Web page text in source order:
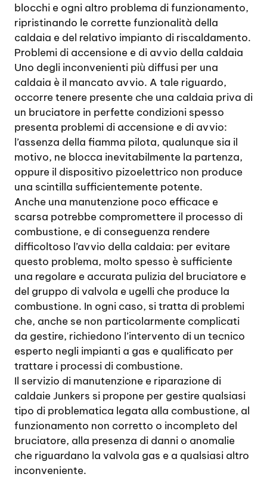
blocchi e ogni altro problema di funzionamento,
ripristinando le corrette funzionalità della
caldaia e del relativo impianto di riscaldamento.
Problemi di accensione e di avvio della caldaia
Uno degli inconvenienti più diffusi per una
caldaia è il mancato avvio. A tale riguardo,
occorre tenere presente che una caldaia priva di
un bruciatore in perfette condizioni spesso
presenta problemi di accensione e di avvio:
l’assenza della fiamma pilota, qualunque sia il
motivo, ne blocca inevitabilmente la partenza,
oppure il dispositivo pizoelettrico non produce
una scintilla sufficientemente potente.
Anche una manutenzione poco efficace e
scarsa potrebbe compromettere il processo di
combustione, e di conseguenza rendere
difficoltoso l’avvio della caldaia: per evitare
questo problema, molto spesso è sufficiente
una regolare e accurata pulizia del bruciatore e
del gruppo di valvola e ugelli che produce la
combustione. In ogni caso, si tratta di problemi
che, anche se non particolarmente complicati
da gestire, richiedono l’intervento di un tecnico
esperto negli impianti a gas e qualificato per
trattare i processi di combustione.
Il servizio di manutenzione e riparazione di
caldaie Junkers si propone per gestire qualsiasi
tipo di problematica legata alla combustione, al
funzionamento non corretto o incompleto del
bruciatore, alla presenza di danni o anomalie
che riguardano la valvola gas e a qualsiasi altro
inconveniente.